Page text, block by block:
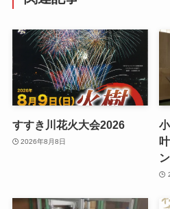
すすき川花火大会2026
2026年8月8日